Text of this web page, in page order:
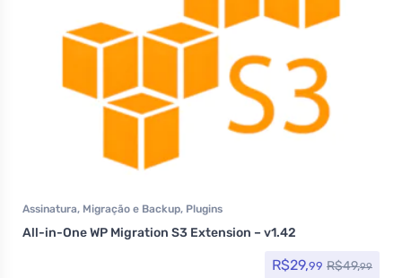
Assinatura, Migração e Backup, Plugins
All-in-One WP Migration S3 Extension – v1.42
R$29,99 R$49,99